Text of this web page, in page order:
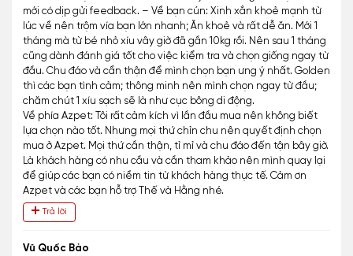
mới có dịp gửi feedback. – Về bạn cún: Xinh xắn khoẻ mạnh từ
lúc về nên trộm vía bạn lớn nhanh; Ăn khoẻ và rất dễ ăn. Mới 1
tháng mà từ bé nhỏ xíu vây giờ đã gần 10kg rồi. Nên sau 1 tháng
cũng dành đánh giá tốt cho việc kiểm tra và chọn giống ngay từ
đầu. Chu đáo và cẩn thận để mình chọn bạn ưng ý nhất. Golden
thì các bạn tình cảm; thông minh nên mình chọn ngay từ đầu;
chăm chút 1 xíu sạch sẽ là như cục bông di động.
Về phía Azpet: Tôi rất cảm kích vì lần đầu mua nên không biết
lựa chọn nào tốt. Nhưng mọi thứ chỉn chu nên quyết định chọn
mua ở Azpet. Mọi thứ cần thận, tỉ mỉ và chu đáo đến tận bây giờ.
Là khách hàng có nhu cầu và cần tham khảo nên mình quay lại
để giúp các bạn có niềm tin từ khách hàng thực tế. Cảm ơn
Azpet và các bạn hỗ trợ Thế và Hằng nhé.
Trả lời
Vũ Quốc Bảo